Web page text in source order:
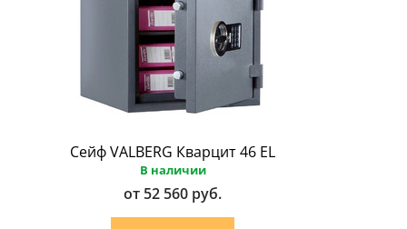
Сейф VALBERG Кварцит 46 EL
В наличии
от 52 560 руб.